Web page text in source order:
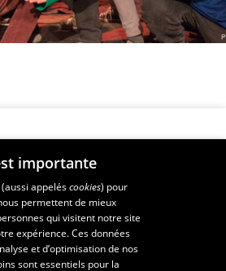
, Québec (Québec)  G1V 0A6
importante
appeléscookies) pour
permettent de mieux
qui visitent notre site
expérience. Ces données
et d’optimisation de nos
sont essentiels pour la